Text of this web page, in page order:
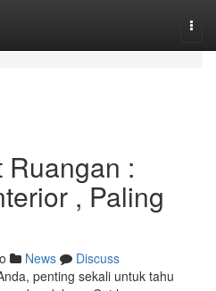
Ruangan :
, Paling
News
Discuss
penting sekali untuk tahu